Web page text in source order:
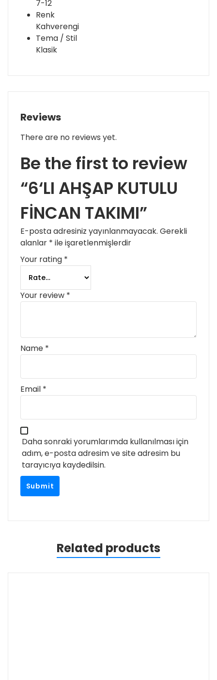
7-12
Renk
Kahverengi
Tema / Stil
Klasik
Reviews
There are no reviews yet.
Be the first to review
“6‘LI AHŞAP KUTULU
FİNCAN TAKIMI”
E-posta adresiniz yayınlanmayacak. Gerekli
alanlar * ile işaretlenmişlerdir
Your rating *
Your review *
Name *
Email *
Daha sonraki yorumlarımda kullanılması için
adım, e-posta adresim ve site adresim bu
tarayıcıya kaydedilsin.
Related products